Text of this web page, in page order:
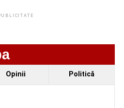
locale își propun să
activități culturale, expoziții,
elementelor arhitecturale
Opinii Politică